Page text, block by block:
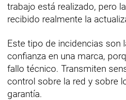
trabajo está realizado, pero
recibido realmente la
Este tipo de incidencias son
confianza en una marca,
fallo técnico. Transmiten
control sobre la red y sobre
garantía.